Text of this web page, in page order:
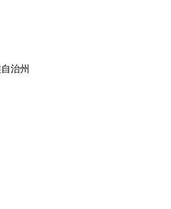
治州